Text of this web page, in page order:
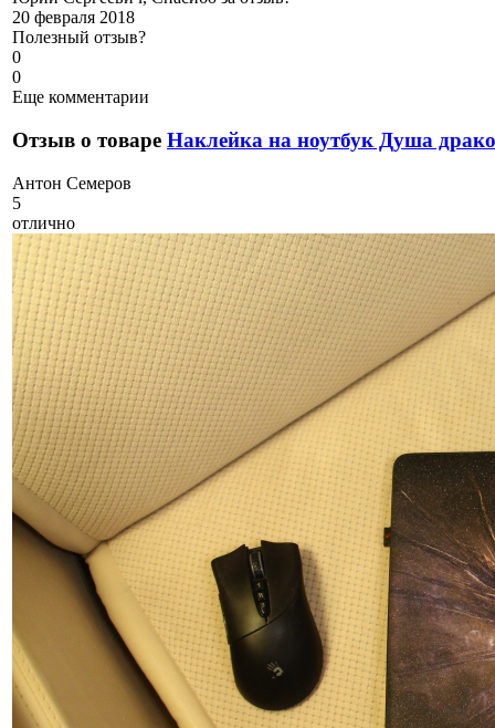
20 февраля 2018
Полезный отзыв?
0
0
Еще комментарии
Отзыв о товаре Наклейка на ноутбук Душа
Антон Семеров
5
отлично